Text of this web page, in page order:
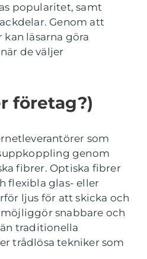
popularitet, samt
Genom att
kan läsarna göra
de väljer
företag?)
som
genom
fibrer. Optiska fibrer
flexibla glas- eller
ljus för att skicka och
snabbare och
traditionella
trådlösa tekniker som